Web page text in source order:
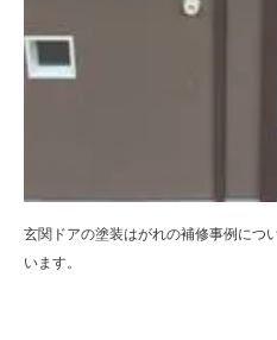
玄関ドアの塗装はがれの補修事例につ
います。